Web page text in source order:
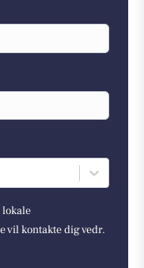
vil kontakte dig vedr.